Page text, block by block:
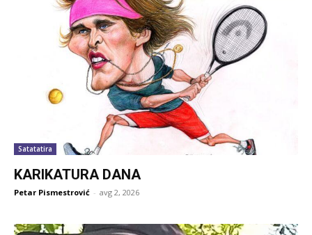
Satatatira
KARIKATURA DANA
Petar Pismestrović - avg 2, 2026